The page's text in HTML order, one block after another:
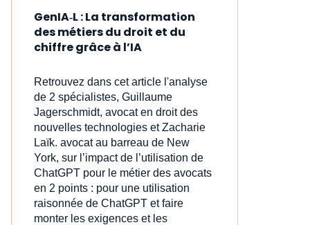
GenIA‑L : La transformation
des métiers du droit et du
chiffre grâce à l’IA
Retrouvez dans cet article l'analyse
de 2 spécialistes, Guillaume
Jagerschmidt, avocat en droit des
nouvelles technologies et Zacharie
Laïk. avocat au barreau de New
York, sur l’impact de l’utilisation de
ChatGPT pour le métier des avocats
en 2 points : pour une utilisation
raisonnée de ChatGPT et faire
monter les exigences et les